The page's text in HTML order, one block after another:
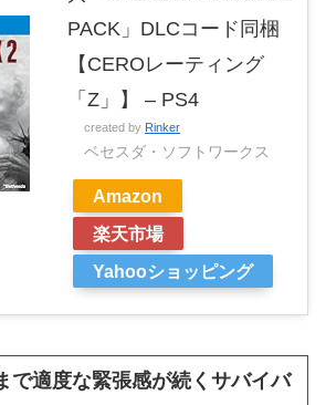
PACK」DLCコード同梱
【CEROレーティング
「Z」】 – PS4
created by Rinker
ベセスダ・ソフトワークス
Amazon
楽天市場
Yahooショッピング
で適度な緊張感が続くサバイバ